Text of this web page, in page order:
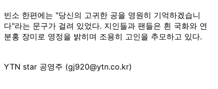
빈소 한편에는 "당신의 고귀한 공을 영원히 기억하겠습니
다"라는 문구가 걸려 있었다. 지인들과 팬들은 흰 국화와 연
분홍 장미로 영정을 밝히며 조용히 고인을 추모하고 있다.
YTN star 공영주 (gj920@ytn.co.kr)